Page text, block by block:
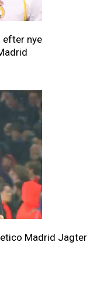
nye
Madrid Jagter